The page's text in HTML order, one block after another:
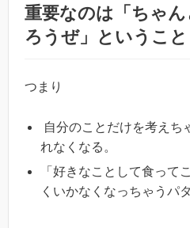
重要なのは「ちゃ
ろうぜ」ということ
つまり
自分のことだけを考えち
れなくなる。
「好きなことして食って
くいかなくなっちゃうパ